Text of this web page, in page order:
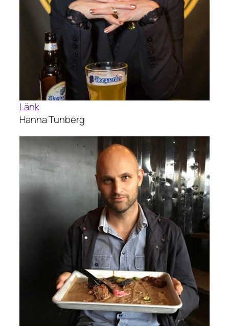
Länk
Hanna Tunberg